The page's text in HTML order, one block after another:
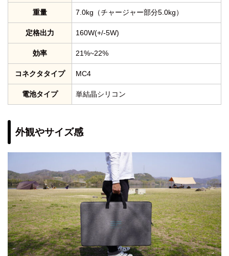
重量 7.0kg（チャージャー部分5.0kg）
定格出力 160W(+/-5W)
効率 21%~22%
コネクタタイプ MC4
電池タイプ 単結晶シリコン
外観やサイズ感